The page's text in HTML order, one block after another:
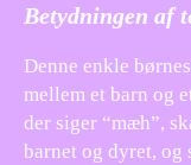
Betydningen af
Denne enkle
mellem et barn og
der siger “mæh”,
barnet og dyret, og